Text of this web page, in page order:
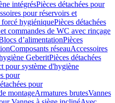
intégrésPièces détachées pour
pour réservoirs et
hygiéniquePièces détachées
commandes de WC avec rinçage
d’alimentationPièces
Composants réseauAccessoires
GeberitPièces détachées
pour système d'hygiène
pour
pour
montageArmatures brutesVannes